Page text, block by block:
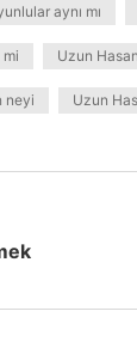
aynı mı
Uzun
neyi Uzun